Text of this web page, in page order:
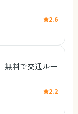
2.6
無料で交通ルー
2.2